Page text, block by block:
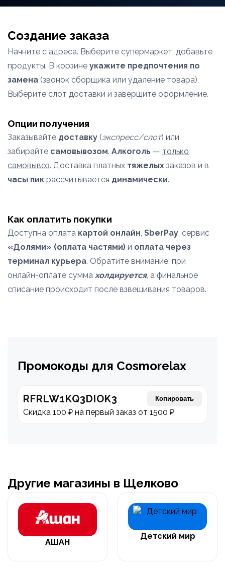
Создание заказа
Начните с адреса. Выберите супермаркет, добавьте
продукты. В корзине укажите предпочтения по
замена (звонок сборщика или удаление товара).
Выберите слот доставки и завершите оформление.
Опции получения
Заказывайте доставку (экспресс/слот) или
забирайте самовывозом. Алкоголь — только
самовывоз. Доставка платных тяжелых заказов и в
часы пик рассчитывается динамически.
Как оплатить покупки
Доступна оплата картой онлайн, SberPay, сервис
«Долями» (оплата частями) и оплата через
терминал курьера. Обратите внимание: при
онлайн-оплате сумма холдируется, а финальное
списание происходит после взвешивания товаров.
Промокоды для Cosmorelax
RFRLW1KQ3DIOK3 Копировать
Скидка 100 ₽ на первый заказ от 1500 ₽
Другие магазины в Щелково
АШАН
Детский мир